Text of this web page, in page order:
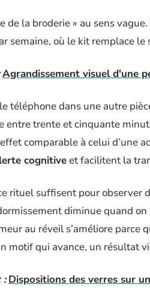
de la broderie » au sens
semaine, où le kit remplace
Agrandissement visuel d'une
téléphone dans une autre
entre trente et cinquante
comparable à celui d’une
cognitiveet facilitent la
rituel suffisent pour observer
diminue quand
au réveil s’améliore parce
motif qui avance, un résultat
: Dispositions des verres sur